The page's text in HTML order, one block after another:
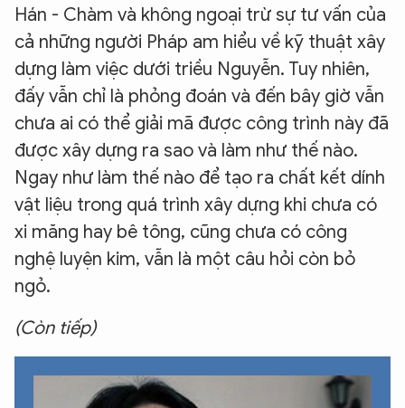
Hán - Chàm và không ngoại trừ sự tư vấn của
cả những người Pháp am hiểu về kỹ thuật xây
dựng làm việc dưới triều Nguyễn. Tuy nhiên,
đấy vẫn chỉ là phỏng đoán và đến bây giờ vẫn
chưa ai có thể giải mã được công trình này đã
được xây dựng ra sao và làm như thế nào.
Ngay như làm thế nào để tạo ra chất kết dính
vật liệu trong quá trình xây dựng khi chưa có
xi măng hay bê tông, cũng chưa có công
nghệ luyện kim, vẫn là một câu hỏi còn bỏ
ngỏ.
(Còn tiếp)